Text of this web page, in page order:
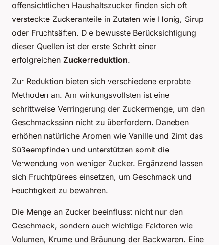
offensichtlichen Haushaltszucker finden sich oft
versteckte Zuckeranteile in Zutaten wie Honig, Sirup
oder Fruchtsäften. Die bewusste Berücksichtigung
dieser Quellen ist der erste Schritt einer
erfolgreichen Zuckerreduktion.
Zur Reduktion bieten sich verschiedene erprobte
Methoden an. Am wirkungsvollsten ist eine
schrittweise Verringerung der Zuckermenge, um den
Geschmackssinn nicht zu überfordern. Daneben
erhöhen natürliche Aromen wie Vanille und Zimt das
Süßeempfinden und unterstützen somit die
Verwendung von weniger Zucker. Ergänzend lassen
sich Fruchtpürees einsetzen, um Geschmack und
Feuchtigkeit zu bewahren.
Die Menge an Zucker beeinflusst nicht nur den
Geschmack, sondern auch wichtige Faktoren wie
Volumen, Krume und Bräunung der Backwaren. Eine